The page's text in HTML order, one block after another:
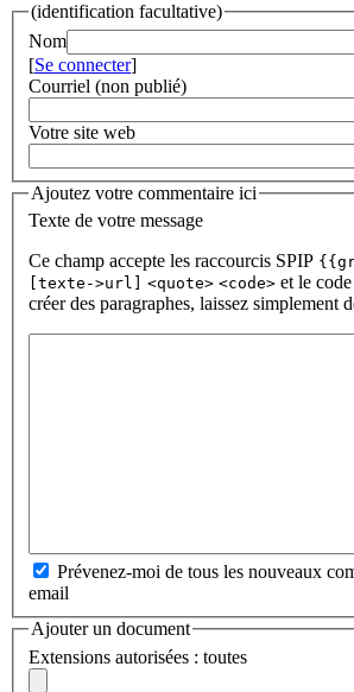
(identification facultative)
Nom
[Se connecter]
Courriel (non publié)
Votre site web
Ajoutez votre commentaire ici
Texte de votre message
Ce champ accepte les raccourcis SPIP
[texte->url]
<quote> <code> et le
créer des paragraphes, laissez simplement
Prévenez-moi de tous les nouveaux
email
Ajouter un document
Extensions autorisées : toutes